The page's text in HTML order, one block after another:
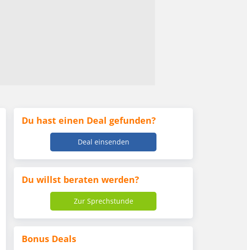
Du hast einen Deal gefunden?
Deal einsenden
Du willst beraten werden?
Zur Sprechstunde
Bonus Deals